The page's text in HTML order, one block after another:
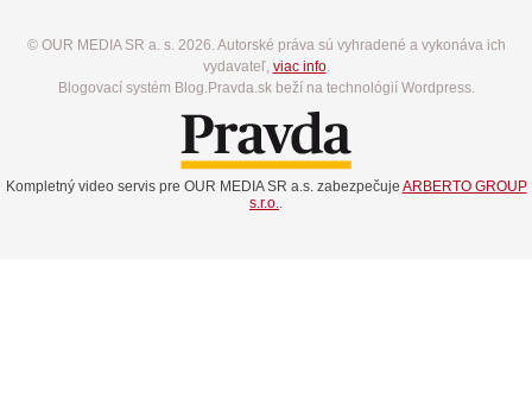
© OUR MEDIA SR a. s. 2026. Autorské práva sú vyhradené a vykonáva ich
vydavateľ, viac info.
Blogovací systém Blog.Pravda.sk beží na technológií Wordpress.
Kompletný video servis pre OUR MEDIA SR a.s. zabezpečuje ARBERTO GROUP
s.r.o..